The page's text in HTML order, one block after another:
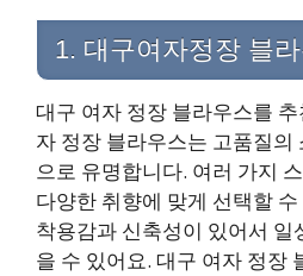
1. 대구여자정장 블
대구 여자 정장 블라우스를
자 정장 블라우스는 고품질의
으로 유명합니다. 여러 가지
다양한 취향에 맞게 선택할
착용감과 신축성이 있어서 일
을 수 있어요. 대구 여자 정장